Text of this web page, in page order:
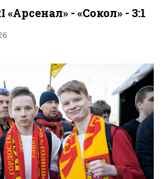
- «Сокол» - 3:1